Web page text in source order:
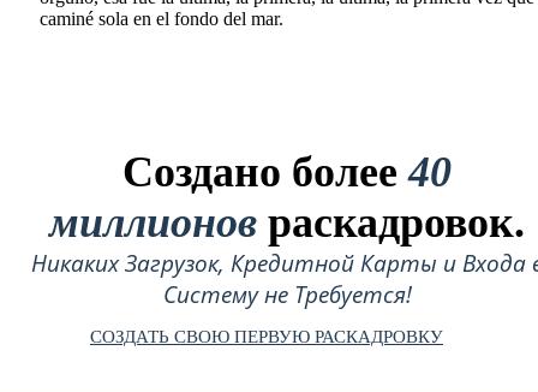
caminé sola en el fondo del mar.
Создано более40
миллионов раскадровок.
Никаких Загрузок, Кредитной Карты и Входа
Систему не Требуется!
СОЗДАТЬ СВОЮ ПЕРВУЮ РАСКАДРОВКУ